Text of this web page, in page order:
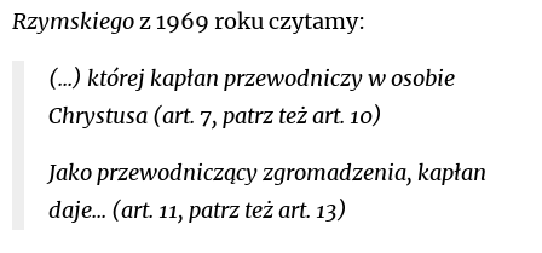
Rzymskiegoz 1969 roku czytamy:
(...) której kapłan przewodniczy w osobie
Chrystusa (art. 7, patrz też art. 10)
Jako przewodniczący zgromadzenia, kapłan
daje... (art. 11, patrz też art. 13)